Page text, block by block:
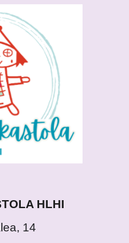
HLHI
14